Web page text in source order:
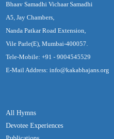
Bhaav Samadhi Vichaar Samadhi
A5, Jay Chambers,
Nanda Patkar Road Extension,
Vile Parle(E), Mumbai-400057.
Tele-Mobile: +91 - 9004545529
E-Mail Address: info@kakabhajans.org
All Hymns
Devotee Experiences